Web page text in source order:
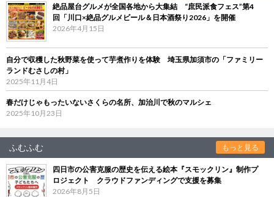
絶品屋台グルメが全国各地から大集結 “庶民派食フェス”第4
回「川口×絶品グルメビール＆日本酒祭り2026」を開催
2026年4月15日
自分で収穫した秋野菜を使って芋煮作りを体験 埼玉県加須市の「ファミリー
ランドむさしの村」
2025年11月4日
春だけじゃもったいないさくらの名所、加治川で秋のマルシェ
2025年10月23日
ふむふむ もっと見る
四日市の公害克服の歴史を伝える絵本『スモックリン』制作プ
ロジェクト クラウドファンディングで支援を募集
2026年8月5日